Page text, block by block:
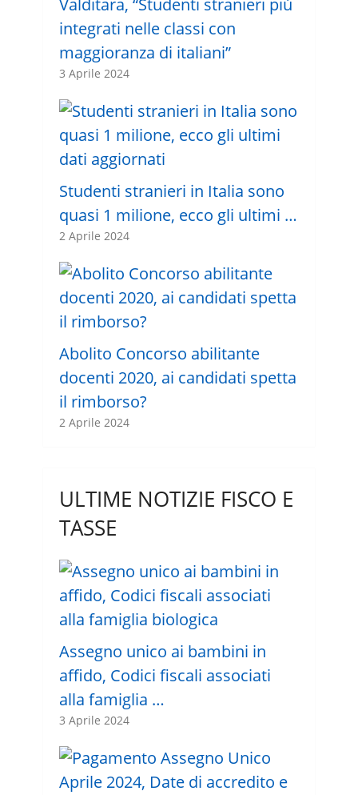
Valditara, “Studenti stranieri più
integrati nelle classi con
maggioranza di italiani”
3 Aprile 2024
Studenti stranieri in Italia sono
quasi 1 milione, ecco gli ultimi …
2 Aprile 2024
Abolito Concorso abilitante
docenti 2020, ai candidati spetta
il rimborso?
2 Aprile 2024
ULTIME NOTIZIE FISCO E
TASSE
Assegno unico ai bambini in
affido, Codici fiscali associati
alla famiglia …
3 Aprile 2024